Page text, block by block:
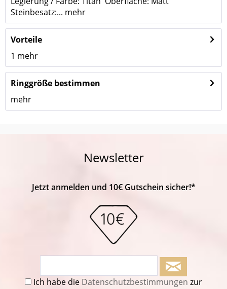
Steinbesatz:... mehr
Vorteile
1 mehr
Ringgröße bestimmen
mehr
Newsletter
Jetzt anmelden und 10€ Gutschein sicher!*
Ich habe die Datenschutzbestimmungen zur